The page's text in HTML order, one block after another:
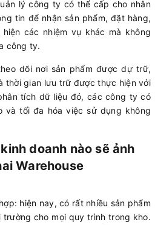
lý công ty có thể cấp cho nhân
tin để nhận sản phẩm, đặt hàng,
các nhiệm vụ khác mà không
công ty.
dõi nơi sản phẩm được dự trữ,
thời gian lưu trữ được thực hiện với
tích dữ liệu đó, các công ty có
và tối đa hóa việc sử dụng không
doanh nào sẽ ảnh
Warehouse
hiện nay, có rất nhiều sản phẩm
cho mọi quy trình trong kho.